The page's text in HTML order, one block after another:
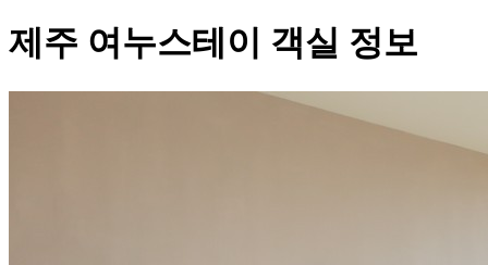
제주 여누스테이 객실 정보